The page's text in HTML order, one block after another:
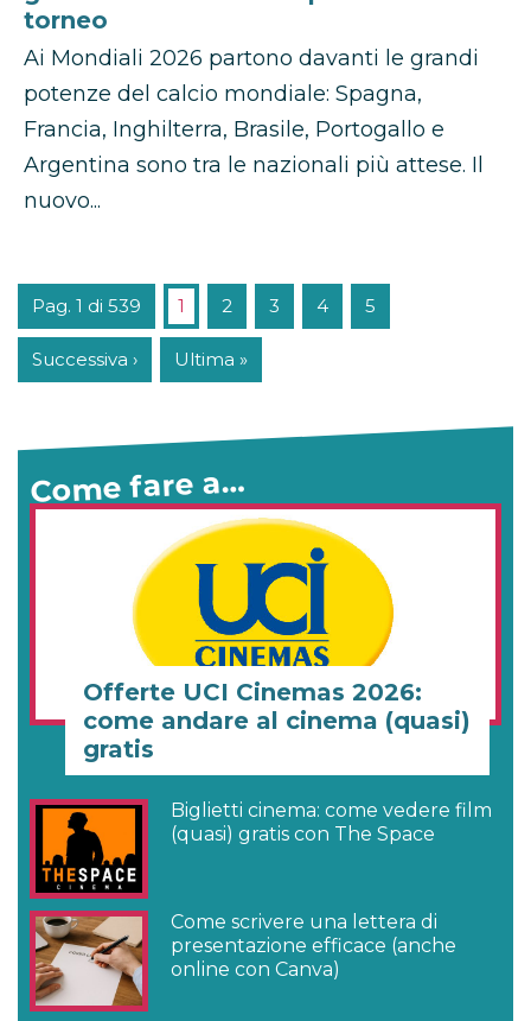
torneo
Ai Mondiali 2026 partono davanti le grandi
potenze del calcio mondiale: Spagna,
Francia, Inghilterra, Brasile, Portogallo e
Argentina sono tra le nazionali più attese. Il
nuovo...
Pag. 1 di 539 1 2 3 4 5
Successiva › Ultima »
Come fare a…
Offerte UCI Cinemas 2026:
come andare al cinema (quasi)
gratis
Biglietti cinema: come vedere film
(quasi) gratis con The Space
Come scrivere una lettera di
presentazione efficace (anche
online con Canva)